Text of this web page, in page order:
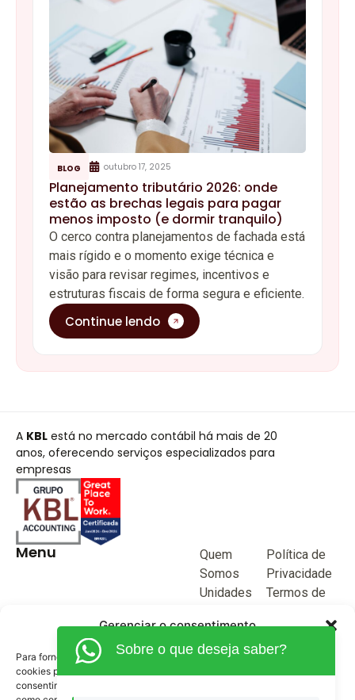
Gerenciar o consentimento
Para fornecer as melhores experiências, usamos tecnologias como
cookies para armazenar e/ou acessar informações do dispositivo. O
consentimento para essas tecnologias nos permitirá processar dados
BLOG outubro 17, 2025
Planejamento tributário 2026: onde
estão as brechas legais para pagar
menos imposto (e dormir tranquilo)
O cerco contra planejamentos de fachada está
mais rígido e o momento exige técnica e
visão para revisar regimes, incentivos e
estruturas fiscais de forma segura e eficiente.
Continue lendo
A KBL está no mercado contábil há mais de 20
anos, oferecendo serviços especializados para
empresas
Menu
Quem
Somos
Unidades
Blog
Junte-se a
Política de
Privacidade
Termos de
Sobre o que deseja saber?